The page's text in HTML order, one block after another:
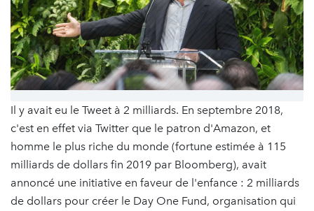
Il y avait eu le Tweet à 2 milliards. En septembre 2018,
c'est en effet via Twitter que le patron d'Amazon, et
homme le plus riche du monde (fortune estimée à 115
milliards de dollars fin 2019 par Bloomberg), avait
annoncé une initiative en faveur de l'enfance : 2 milliards
de dollars pour créer le Day One Fund, organisation qui